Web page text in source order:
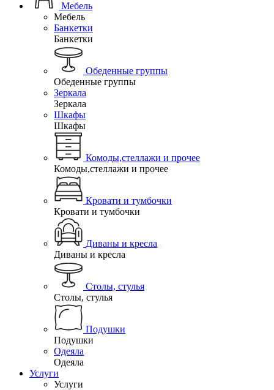
Мебель
Мебель
Банкетки
Банкетки
Обеденные группы
Обеденные группы
Зеркала
Зеркала
Шкафы
Шкафы
Комоды,стеллажи и прочее
Комоды,стеллажи и прочее
Кровати и тумбочки
Кровати и тумбочки
Диваны и кресла
Диваны и кресла
Столы, стулья
Столы, стулья
Подушки
Подушки
Одеяла
Одеяла
Услуги
Услуги